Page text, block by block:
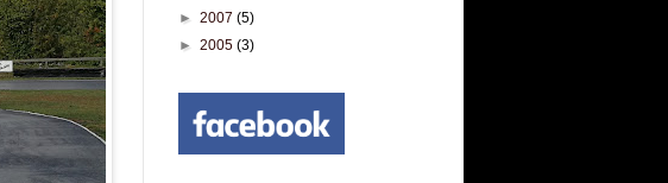
► 2007 (5)
► 2005 (3)